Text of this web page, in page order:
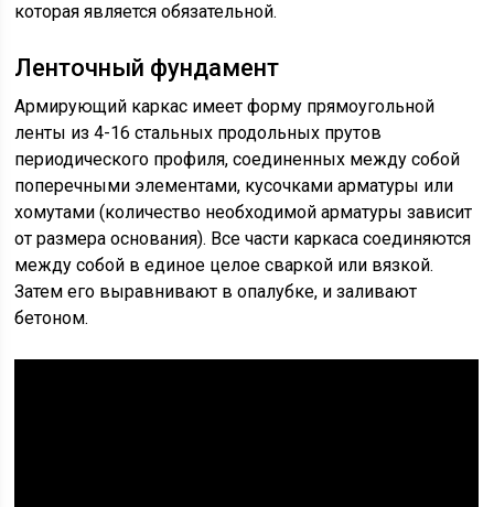
которая является обязательной.
Ленточный фундамент
Армирующий каркас имеет форму прямоугольной
ленты из 4-16 стальных продольных прутов
периодического профиля, соединенных между собой
поперечными элементами, кусочками арматуры или
хомутами (количество необходимой арматуры зависит
от размера основания). Все части каркаса соединяются
между собой в единое целое сваркой или вязкой.
Затем его выравнивают в опалубке, и заливают
бетоном.